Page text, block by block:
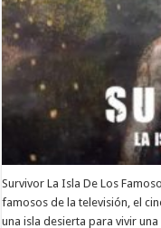
Survivor La Isla De Los
famosos de la televisión, el
una isla desierta para vivir